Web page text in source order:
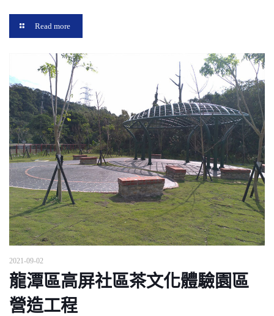
Read more
2021-09-02
龍潭區高屏社區茶文化體驗園區
營造工程